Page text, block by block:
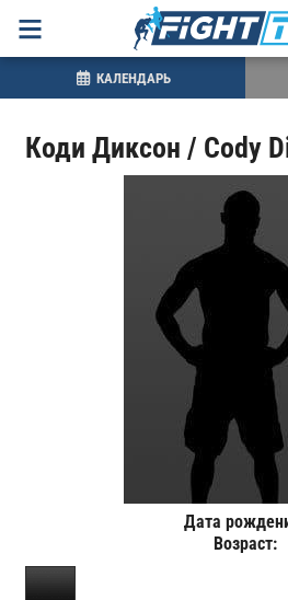
Коди Диксон / Cody
Дата
Возраст:
КАЛЕНДАРЬ